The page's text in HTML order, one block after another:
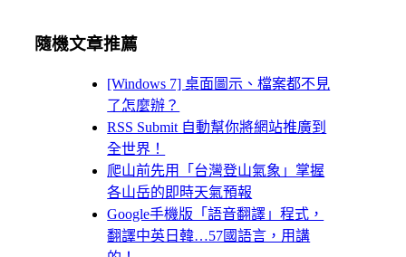
隨機文章推薦
[Windows 7] 桌面圖示、檔案都不見
了怎麼辦？
RSS Submit 自動幫你將網站推廣到
全世界！
爬山前先用「台灣登山氣象」掌握
各山岳的即時天氣預報
Google手機版「語音翻譯」程式，
翻譯中英日韓…57國語言，用講